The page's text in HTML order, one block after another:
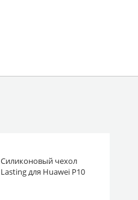
Силиконовый чехол
Lasting для Huawei P10